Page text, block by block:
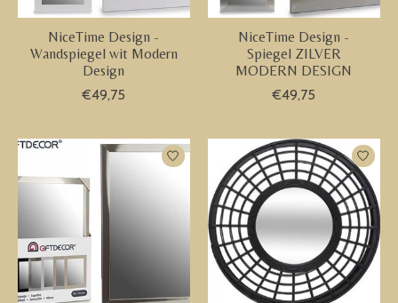
NiceTime Design -
Wandspiegel wit Modern
Design
€49,75
NiceTime Design -
Spiegel ZILVER
MODERN DESIGN
€49,75